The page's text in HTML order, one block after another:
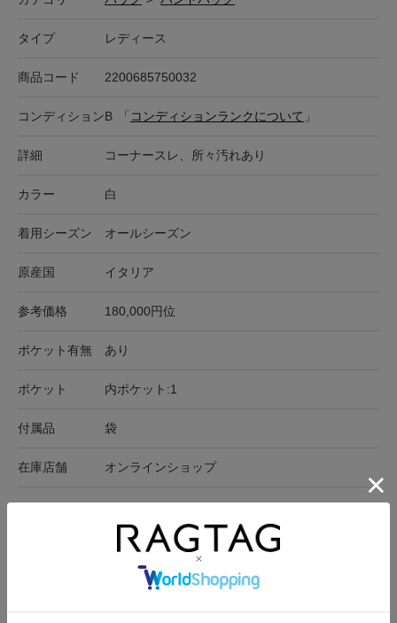
タイプ レディース
商品コード 2200685750032
コンディションB 「 コンディションランクについて 」
詳細 コーナースレ、所々汚れあり
カラー 白
着用シーズン オールシーズン
原産国 イタリア
参考価格 180,000円位
ポケット有無 あり
ポケット 内ポケット:1
付属品 袋
在庫店舗 オンラインショップ
39.5cm 22.5cm